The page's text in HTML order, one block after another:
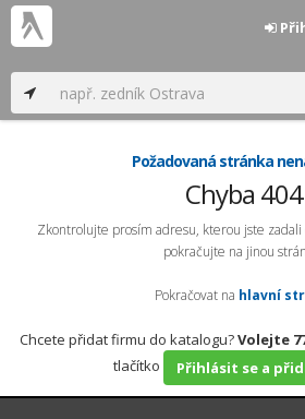
Požadovaná stránka
Chyba 404
Zkontrolujte prosím adresu, kterou jste
pokračujte na jinou
Pokračovat na hlavní
Chcete přidat firmu do katalogu?Volejte
tlačítko
Přihlásit se a